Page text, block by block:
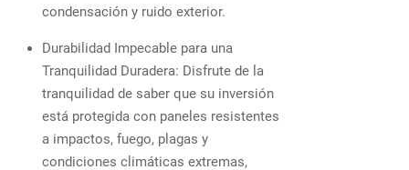
condensación y ruido exterior.
Durabilidad Impecable para una
Tranquilidad Duradera: Disfrute de la
tranquilidad de saber que su inversión
está protegida con paneles resistentes
a impactos, fuego, plagas y
condiciones climáticas extremas,